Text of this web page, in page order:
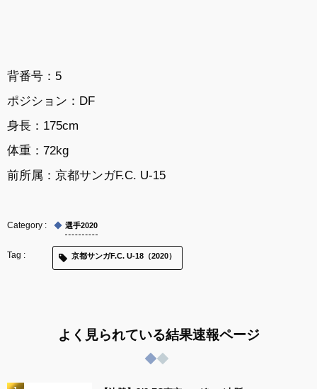
背番号：5
ポジション：DF
身長：175cm
体重：72kg
前所属： 京都サンガF.C. U-15
選手2020
京都サンガF.C. U-18（2020）
よく見られている結果速報ページ